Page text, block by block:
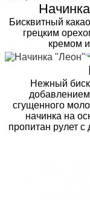
Бисквитный
грецким
кремом
Нежный
добавлением
сгущенного
начинка на
пропитан рулет